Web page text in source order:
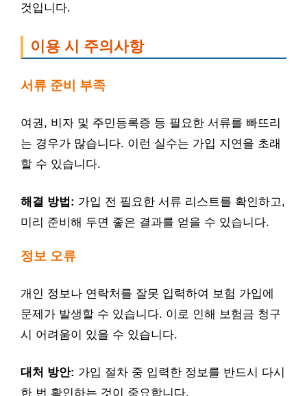
것입니다.
이용 시 주의사항
서류 준비 부족
여권, 비자 및 주민등록증 등 필요한 서류를 빠뜨리
는 경우가 많습니다. 이런 실수는 가입 지연을 초래
할 수 있습니다.
해결 방법: 가입 전 필요한 서류 리스트를 확인하고,
미리 준비해 두면 좋은 결과를 얻을 수 있습니다.
정보 오류
개인 정보나 연락처를 잘못 입력하여 보험 가입에
문제가 발생할 수 있습니다. 이로 인해 보험금 청구
시 어려움이 있을 수 있습니다.
대처 방안: 가입 절차 중 입력한 정보를 반드시 다시
한 번 확인하는 것이 중요합니다.